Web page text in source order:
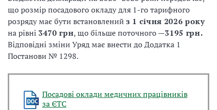
що розмір посадового окладу для 1-го тарифного
розряду має бути встановлений з 1 січня 2026 року
на рівні 3470 грн, що більше поточного —3195 грн.
Відповідні зміни Уряд має внести до Додатка 1
Постанови № 1298.
Посадові оклади медичних працівників
за ЄТС